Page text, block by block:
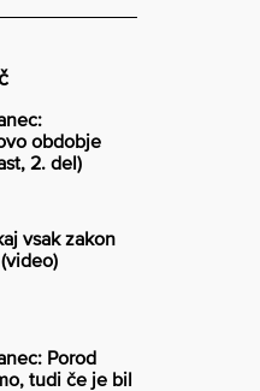
obdobje
2. del)
vsak zakon
Porod
tudi če je bil